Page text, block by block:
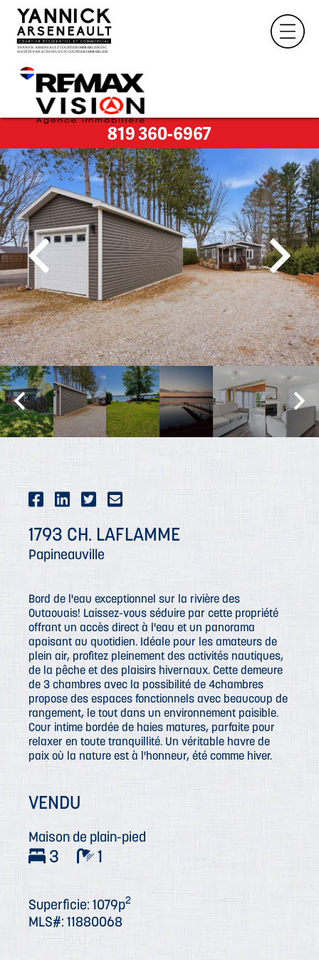
819 360-6967
1793 CH. LAFLAMME
Papineauville
Bord de l'eau exceptionnel sur la rivière des
Outaouais! Laissez-vous séduire par cette propriété
offrant un accès direct à l'eau et un panorama
apaisant au quotidien. Idéale pour les amateurs de
plein air, profitez pleinement des activités nautiques,
de la pêche et des plaisirs hivernaux. Cette demeure
de 3 chambres avec la possibilité de 4chambres
propose des espaces fonctionnels avec beaucoup de
rangement, le tout dans un environnement paisible.
Cour intime bordée de haies matures, parfaite pour
relaxer en toute tranquillité. Un véritable havre de
paix où la nature est à l'honneur, été comme hiver.
VENDU
Maison de plain-pied
3 1
Superficie: 1079p2
MLS#: 11880068